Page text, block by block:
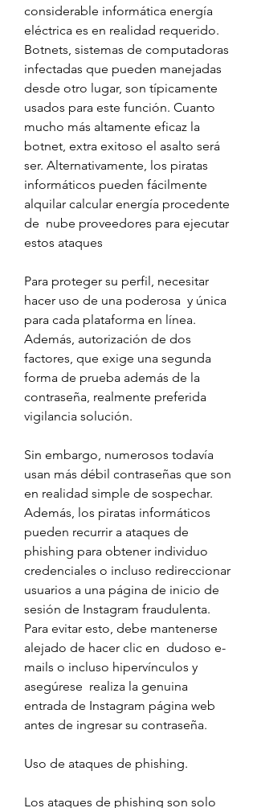
considerable informática energía
eléctrica es en realidad requerido.
Botnets, sistemas de computadoras
infectadas que pueden manejadas
desde otro lugar, son típicamente
usados para este función. Cuanto
mucho más altamente eficaz la
botnet, extra exitoso el asalto será
ser. Alternativamente, los piratas
informáticos pueden fácilmente
alquilar calcular energía procedente
de  nube proveedores para ejecutar
estos ataques
Para proteger su perfil, necesitar
hacer uso de una poderosa  y única
para cada plataforma en línea.
Además, autorización de dos
factores, que exige una segunda
forma de prueba además de la
contraseña, realmente preferida
vigilancia solución.
Sin embargo, numerosos todavía
usan más débil contraseñas que son
en realidad simple de sospechar.
Además, los piratas informáticos
pueden recurrir a ataques de
phishing para obtener individuo
credenciales o incluso redireccionar
usuarios a una página de inicio de
sesión de Instagram fraudulenta.
Para evitar esto, debe mantenerse
alejado de hacer clic en  dudoso e-
mails o incluso hipervínculos y
asegúrese  realiza la genuina
entrada de Instagram página web
antes de ingresar su contraseña.
Uso de ataques de phishing.
Los ataques de phishing son solo